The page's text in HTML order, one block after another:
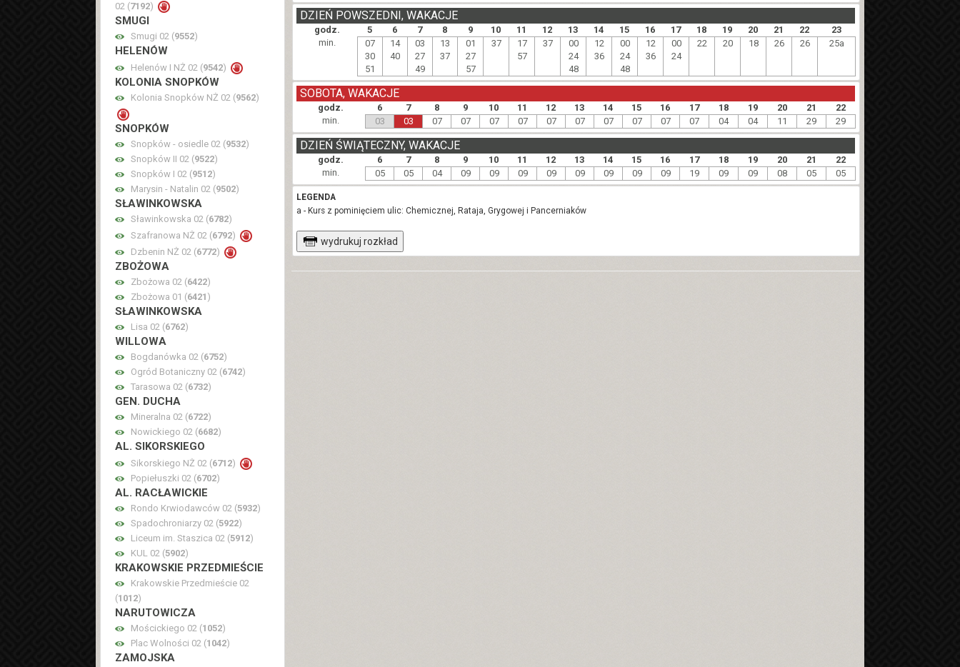
godz. 5 6 7 8 9 10 11 12 13 14 15 16 17 18 19 20 21 22 23
DZIEŃ POWSZEDNI, WAKACJE
min.
07
30
51
14
40
03
27
49
13
37
01
27
57
37
17
57
37
00
24
48
12
36
00
24
48
12
36
00
24
22 20 18 26 26 25a
godz. 6 7 8 9 10 11 12 13 14 15 16 17 18 19 20 21 22
SOBOTA, WAKACJE
min. 03 03 07 07 07 07 07 07 07 07 07 07 04 04 11 29 29
godz. 6 7 8 9 10 11 12 13 14 15 16 17 18 19 20 21 22
DZIEŃ ŚWIĄTECZNY, WAKACJE
min. 05 05 04 09 09 09 09 09 09 09 09 19 09 09 08 05 05
LEGENDA
a - Kurs z pominięciem ulic: Chemicznej, Rataja, Grygowej i Pancerniaków
wydrukuj rozkład
02 (7192)
SMUGI
Smugi 02 (9552)
HELENÓW
Helenów I NŻ 02 (9542)
KOLONIA SNOPKÓW
Kolonia Snopków NŻ 02 (9562)
SNOPKÓW
Snopków - osiedle 02 (9532)
Snopków II 02 (9522)
Snopków I 02 (9512)
Marysin - Natalin 02 (9502)
SŁAWINKOWSKA
Sławinkowska 02 (6782)
Szafranowa NŻ 02 (6792)
Dzbenin NŻ 02 (6772)
ZBOŻOWA
Zbożowa 02 (6422)
Zbożowa 01 (6421 )
SŁAWINKOWSKA
Lisa 02 (6762)
WILLOWA
Bogdanówka 02 (6752)
Ogród Botaniczny 02 (6742)
Tarasowa 02 (6732)
GEN. DUCHA
Mineralna 02 (6722)
Nowickiego 02 (6682)
AL. SIKORSKIEGO
Sikorskiego NŻ 02 (6712)
Popiełuszki 02 (6702)
AL. RACŁAWICKIE
Rondo Krwiodawców 02 (5932)
Spadochroniarzy 02 (5922)
Liceum im. Staszica 02 (5912)
KUL 02 (5902)
KRAKOWSKIE PRZEDMIEŚCIE
Krakowskie Przedmieście 02
(1012)
NARUTOWICZA
Mościckiego 02 (1052)
Plac Wolności 02 (1042)
ZAMOJSKA